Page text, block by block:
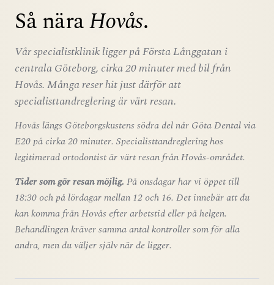
Så näraHovås.
Vår specialistklinik ligger på Första Långgatan i
centrala Göteborg, cirka 20 minuter med bil från
Hovås. Många reser hit just därför att
specialisttandreglering är värt resan.
Hovås längs Göteborgskustens södra del når Göta Dental via
E20 på cirka 20 minuter. Specialisttandreglering hos
legitimerad ortodontist är värt resan från Hovås-området.
Tider som gör resan möjlig. På onsdagar har vi öppet till
18:30 och på lördagar mellan 12 och 16. Det innebär att du
kan komma från Hovås efter arbetstid eller på helgen.
Behandlingen kräver samma antal kontroller som för alla
andra, men du väljer själv när de ligger.